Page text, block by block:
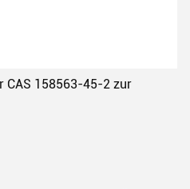
CAS 158563-45-2 zur